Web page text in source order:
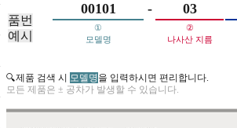
품번
예시
00101 - 03
①
모델명
②
나사산 지름
🔍제품 검색 시 모델명을 입력하시면 편리합니다.
모든 제품은 ± 공차가 발생할 수 있습니다.